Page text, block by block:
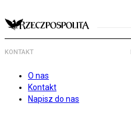
KONTAKT
O nas
Kontakt
Napisz do nas